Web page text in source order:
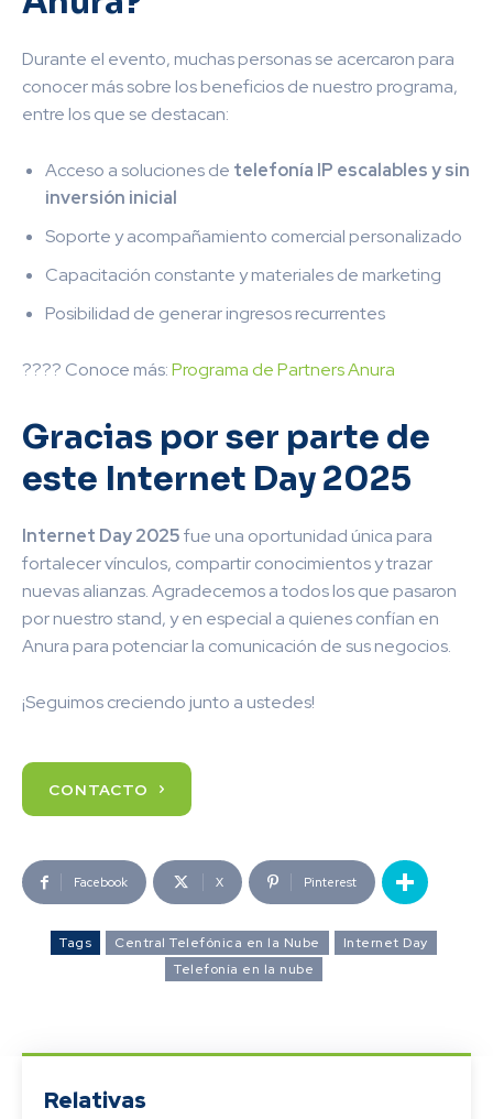
Durante el evento, muchas personas se acercaron para
conocer más sobre los beneficios de nuestro programa,
entre los que se destacan:
Acceso a soluciones de telefonía IP escalables y sin
inversión inicial
Soporte y acompañamiento comercial personalizado
Capacitación constante y materiales de marketing
Posibilidad de generar ingresos recurrentes
???? Conoce más:Programa de Partners Anura
Gracias por ser parte de
este Internet Day 2025
Internet Day 2025fue una oportunidad única para
fortalecer vínculos, compartir conocimientos y trazar
nuevas alianzas. Agradecemos a todos los que pasaron
por nuestro stand, y en especial a quienes confían en
Anura para potenciar la comunicación de sus negocios.
¡Seguimos creciendo junto a ustedes!
CONTACTO
Facebook X Pinterest
Tags Central Telefónica en la Nube
Internet Day
Telefonía en la nube
Relativas